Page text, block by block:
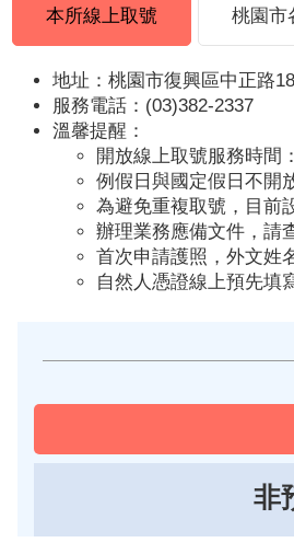
本所線上取號 桃園市
地址：桃園市復興區中正路
服務電話：(03)382-2337
溫馨提醒：
開放線上取號服務時間
例假日與國定假日不開
為避免重複取號，目前
辦理業務應備文件，請
首次申請護照，外文姓
自然人憑證線上預先填
非